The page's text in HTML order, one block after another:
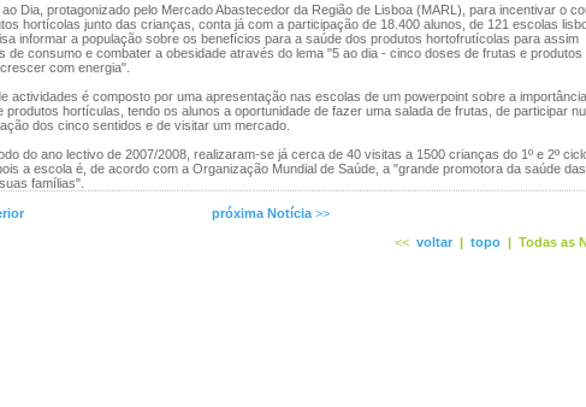
Dia, protagonizado pelo Mercado Abastecedor da Região de Lisboa (MARL), para incentivar o
hortícolas junto das crianças, conta já com a participação de 18.400 alunos, de 121 escolas
informar a população sobre os benefícios para a saúde dos produtos hortofrutícolas para assim
de consumo e combater a obesidade através do lema "5 ao dia - cinco doses de frutas e produtos
com energia".
actividades é composto por uma apresentação nas escolas de um powerpoint sobre a
produtos hortículas, tendo os alunos a oportunidade de fazer uma salada de frutas, de participar
dos cinco sentidos e de visitar um mercado.
do ano lectivo de 2007/2008, realizaram-se já cerca de 40 visitas a 1500 crianças do 1º e 2º
a escola é, de acordo com a Organização Mundial de Saúde, a "grande promotora da saúde das
famílias".
próxima Notícia >>
<< voltar | topo | Todas as